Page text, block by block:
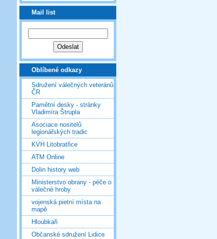
Mail list
Oblíbené odkazy
Sdružení válečných veteránů
ČR
Pamětní desky - stránky
Vladimíra Štrupla
Asociace nositelů
legionářských tradic
KVH Litobratřice
ATM Online
Dolin history web
Ministerstvo obrany - péče o
válečné hroby
vojenská pietní místa na
mapě
Hloubkaři
Občanské sdružení Lidice